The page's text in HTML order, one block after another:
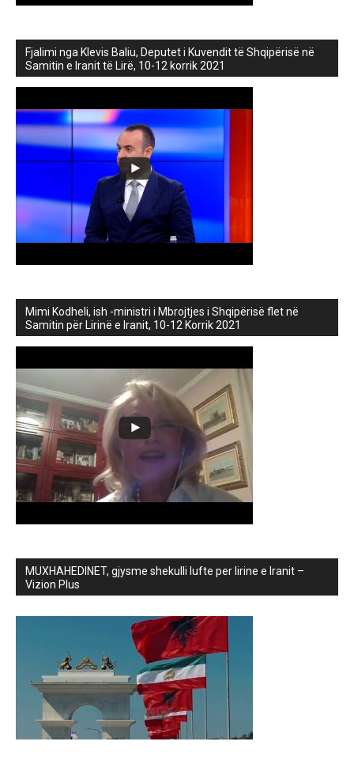
Fjalimi nga Klevis Baliu, Deputet i Kuvendit të Shqipërisë në
Samitin e Iranit të Lirë, 10-12 korrik 2021
Mimi Kodheli, ish -ministri i Mbrojtjes i Shqipërisë flet në
Samitin për Lirinë e Iranit, 10-12 Korrik 2021
MUXHAHEDINET, gjysme shekulli lufte per lirine e Iranit –
Vizion Plus